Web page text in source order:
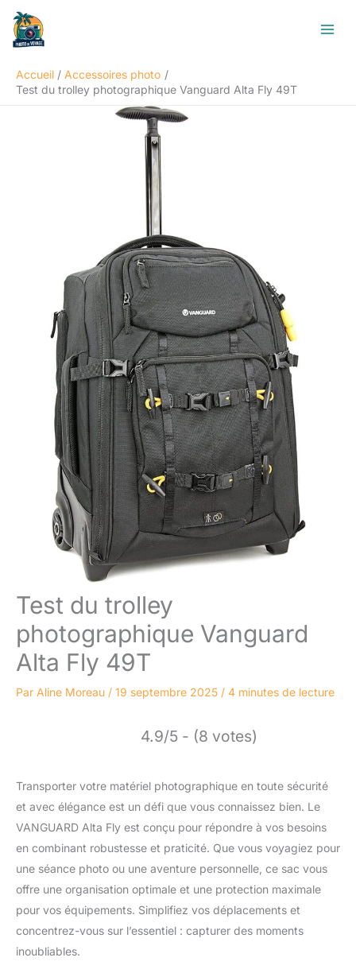
Aller
contenu
Accueil
Accessoires photo
Test du trolley photographique Vanguard Alta Fly 49T
Test du trolley
photographique Vanguard
Alta Fly 49T
Par Aline Moreau / 19 septembre 2025 / 4 minutes de lecture
4.9/5 - (8 votes)
Transporter votre matériel photographique en toute sécurité
et avec élégance est un défi que vous connaissez bien. Le
VANGUARD Alta Fly est conçu pour répondre à vos besoins
en combinant robustesse et praticité. Que vous voyagiez pour
une séance photo ou une aventure personnelle, ce sac vous
offre une organisation optimale et une protection maximale
pour vos équipements. Simplifiez vos déplacements et
concentrez-vous sur l’essentiel : capturer des moments
inoubliables.
R
e
h